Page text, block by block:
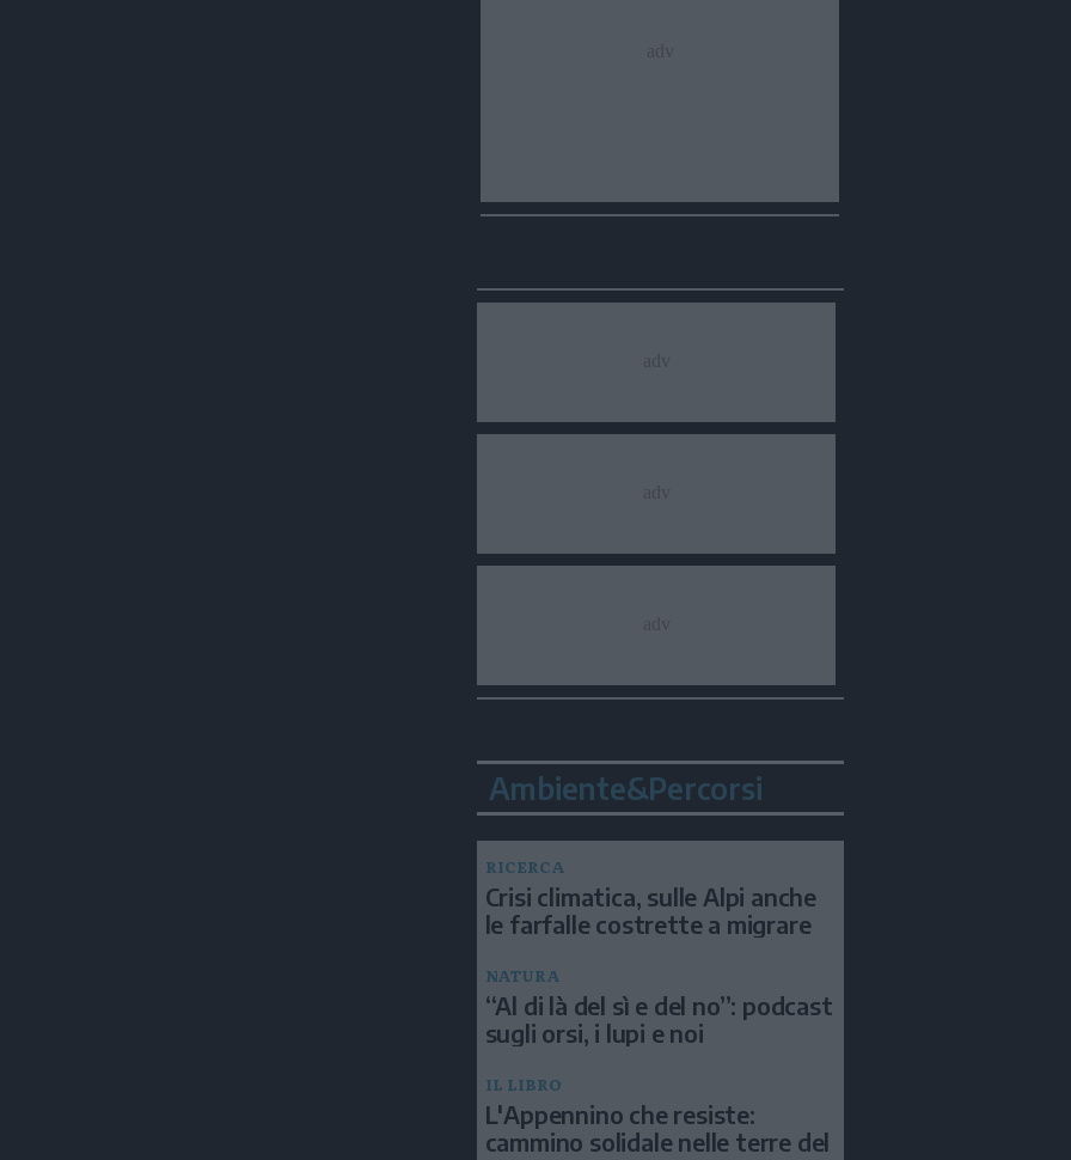
Ambiente&Percorsi
RICERCA
Crisi climatica, sulle Alpi anche
le farfalle costrette a migrare
NATURA
“Al di là del sì e del no”: podcast
sugli orsi, i lupi e noi
IL LIBRO
L'Appennino che resiste:
cammino solidale nelle terre del